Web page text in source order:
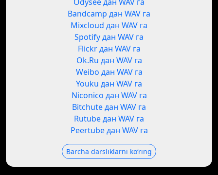
Bandcamp дан WAV га
Mixcloud дан WAV га
Spotify дан WAV га
Flickr дан WAV га
Ok.Ru дан WAV га
Weibo дан WAV га
Youku дан WAV га
Niconico дан WAV га
Bitchute дан WAV га
Rutube дан WAV га
Peertube дан WAV га
Barcha darsliklarni koʻring